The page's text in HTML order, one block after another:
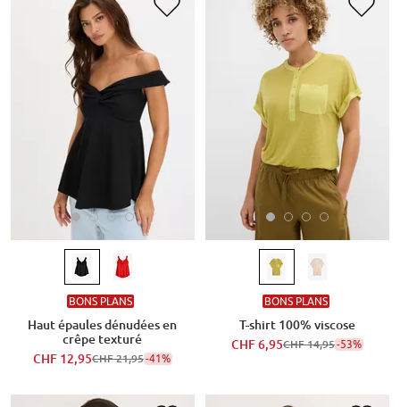
BONS PLANS
Haut épaules dénudées en
crêpe texturé
CHF 12,95CHF 21,95-41%
BONS PLANS
T-shirt 100% viscose
CHF 6,95CHF 14,95-53%